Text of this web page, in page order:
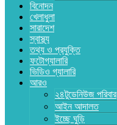
বিনোদন
খেলাধুলা
সারাদেশ
স্বাস্থ্য
তথ্য ও প্রযুক্তি
ফটোগ্যালারি
ভিডিও গ্যালারি
আরও
২৪টুডেনিউজ পরিবার
আইন আদালত
ইচ্ছে ঘুড়ি